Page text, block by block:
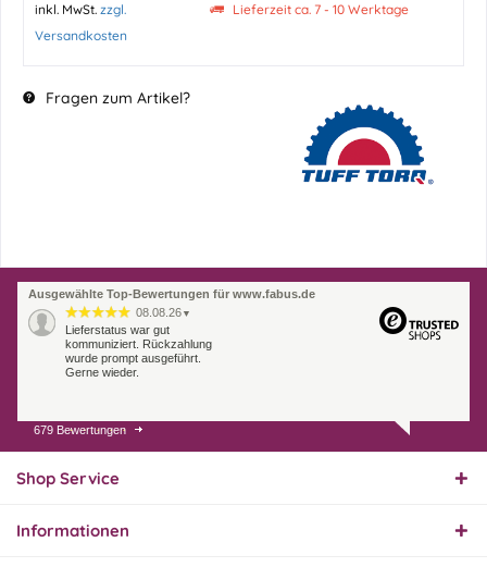
inkl. MwSt. zzgl.
Versandkosten
Lieferzeit ca. 7 - 10 Werktage
Fragen zum Artikel?
Ausgewählte Top-Bewertungen für www.fabus.de
08.08.26 ▼
Lieferstatus war gut
kommuniziert. Rückzahlung
wurde prompt ausgeführt.
Gerne wieder.
07.08.26
Endlich das richtige
679 Bewertungen
Shop Service
Informationen